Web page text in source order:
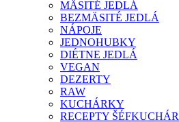
MÄSITÉ JEDLÁ
BEZMÄSITÉ JEDLÁ
NÁPOJE
JEDNOHUBKY
DIÉTNE JEDLÁ
VEGAN
DEZERTY
RAW
KUCHÁRKY
RECEPTY